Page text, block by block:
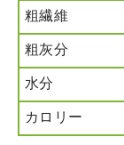
粗繊維
粗灰分
水分
カロリー